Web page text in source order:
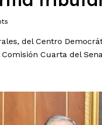
del Centro
Cuarta del